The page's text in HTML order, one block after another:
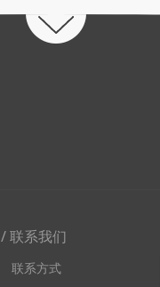
/ 联系我们
联系方式